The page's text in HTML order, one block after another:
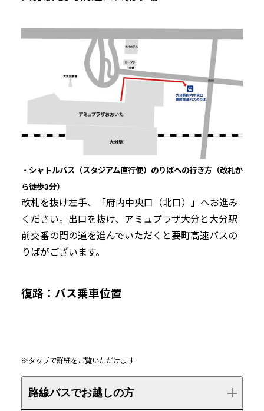
・シャトルバス（スタジアム直行便）のりばへの行き方（改札か
ら徒歩3分）
改札を抜け左手、「府内中央口（北口）」へお進み
ください。出口を抜け、アミュプラザ大分と大分駅
前交番の間の道を進んでいただくと要町高速バスの
りばがございます。
復路：バス乗車位置
※タップで詳細をご覧いただけます
路線バスでお越しの方